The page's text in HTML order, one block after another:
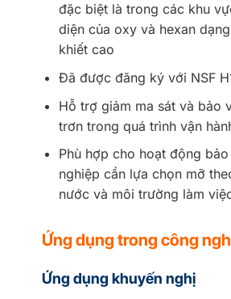
đặc biệt là trong các khu
diện của oxy và hexan
khiết cao
Đã được đăng ký với NSF
Hỗ trợ giảm ma sát và bảo
trơn trong quá trình vận
Phù hợp cho hoạt động
nghiệp cần lựa chọn mỡ
nước và môi trường làm
Ứng dụng trong công
Ứng dụng khuyến nghị